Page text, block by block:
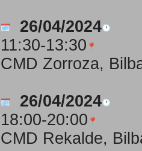
26/04/2024
11:30-13:30
CMD Zorroza,
26/04/2024
18:00-20:00
CMD Rekalde,